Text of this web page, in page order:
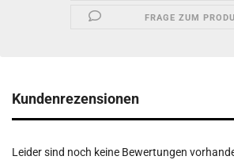
FRAGE ZUM
Kundenrezensionen
Leider sind noch keine Bewertungen